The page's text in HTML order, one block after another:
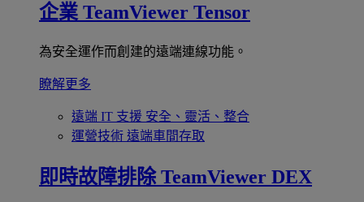
企業 TeamViewer Tensor
為安全運作而創建的遠端連線功能。
瞭解更多
遠端 IT 支援 安全、靈活、整合
運營技術 遠端車間存取
即時故障排除 TeamViewer DEX